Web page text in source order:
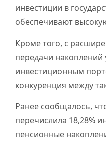
инвестиции в
обеспечивают
Кроме того, с
передачи
инвестиционным
конкуренция между
Ранее сообщалось,
перечислила 18,28%
пенсионные